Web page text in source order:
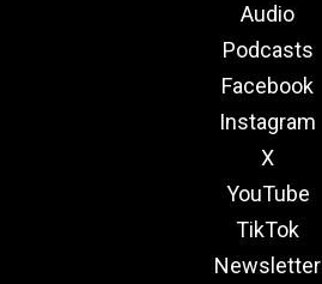
Audio
Podcasts
Facebook
Instagram
X
YouTube
TikTok
Newsletter